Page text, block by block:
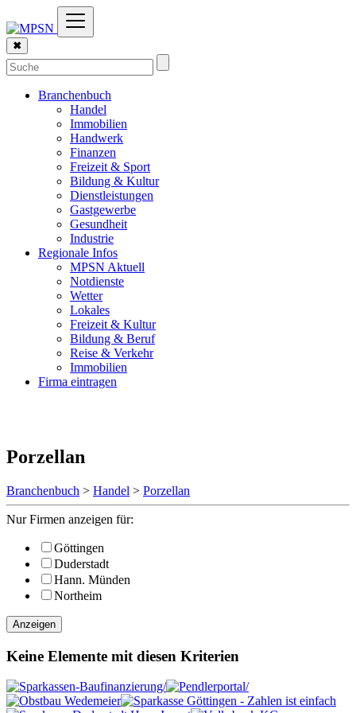
✖
Branchenbuch
Handel
Immobilien
Handwerk
Finanzen
Freizeit & Sport
Bildung & Kultur
Dienstleistungen
Gastgewerbe
Gesundheit
Industrie
Regionale Infos
MPSN Aktuell
Notdienste
Wetter
Lokales
Freizeit & Kultur
Bildung & Beruf
Reise & Verkehr
Immobilien
Firma eintragen
Porzellan
Branchenbuch > Handel > Porzellan
Nur Firmen anzeigen für:
Göttingen
Duderstadt
Hann. Münden
Northeim
Anzeigen
Keine Elemente mit diesen Kriterien